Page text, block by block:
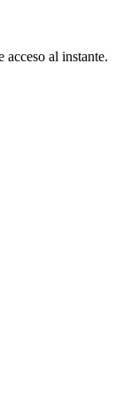
acceso al instante.